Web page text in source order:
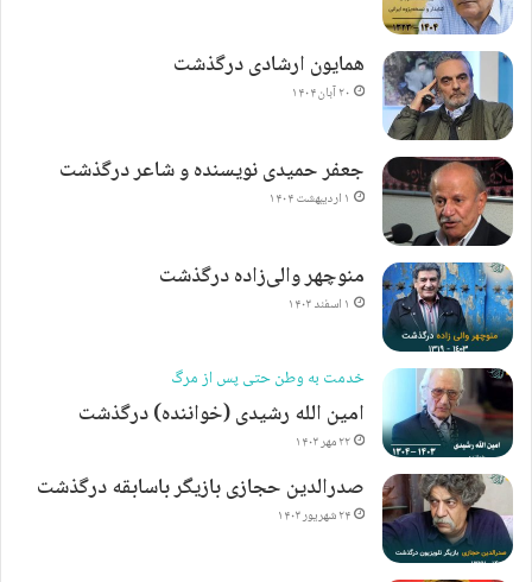
همایون ارشادی درگذشت
۲۰ آبان ۱۴۰۴
جعفر حمیدی نویسنده و شاعر درگذشت
۱ اردیبهشت ۱۴۰۴
منوچهر والی‌زاده درگذشت
۱ اسفند ۱۴۰۳
خدمت به وطن حتی پس از مرگ
امین الله رشیدی (خواننده) درگذشت
۲۲ مهر ۱۴۰۳
صدرالدین حجازی بازیگر باسابقه درگذشت
۲۴ شهریور ۱۴۰۳